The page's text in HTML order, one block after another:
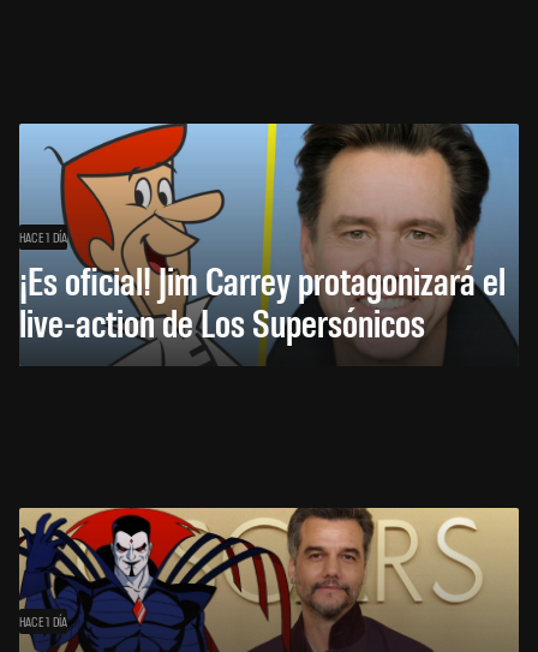
HACE 1 DÍA
¡Es oficial! Jim Carrey protagonizará el
live-action de Los Supersónicos
HACE 1 DÍA